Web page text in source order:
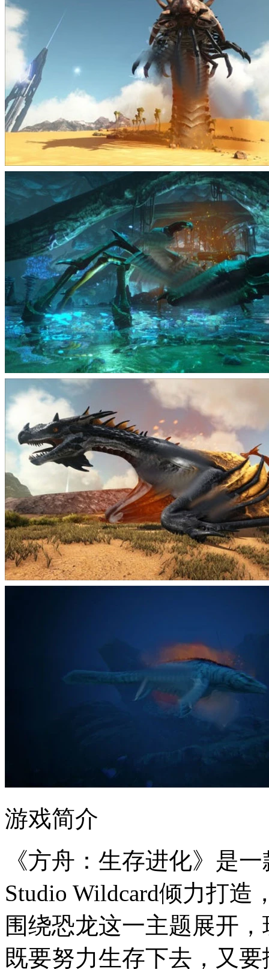
游戏简介
《方舟：生存进化》是
Studio Wildcard倾力打造
围绕恐龙这一主题展开
既要努力生存下去，又